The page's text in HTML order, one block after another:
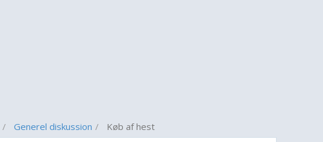
Generel diskussion Køb af hest